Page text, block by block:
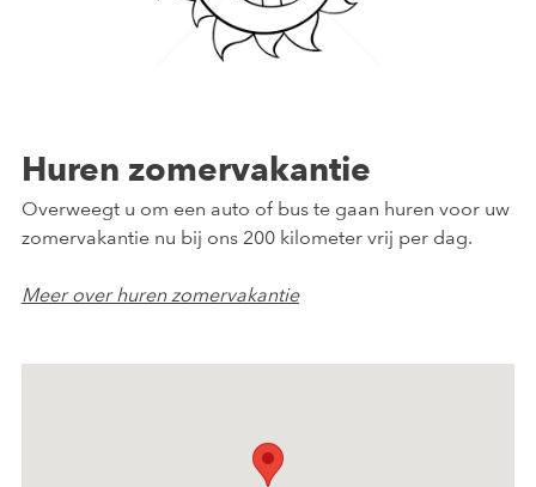
Huren zomervakantie
Overweegt u om een auto of bus te gaan huren voor uw
zomervakantie nu bij ons 200 kilometer vrij per dag.
Meer over huren zomervakantie